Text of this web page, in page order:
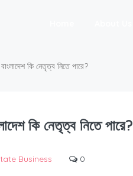
কি নেতৃত্ব নিতে পারে?
কি নেতৃত্ব নিতে পারে?
Business 0